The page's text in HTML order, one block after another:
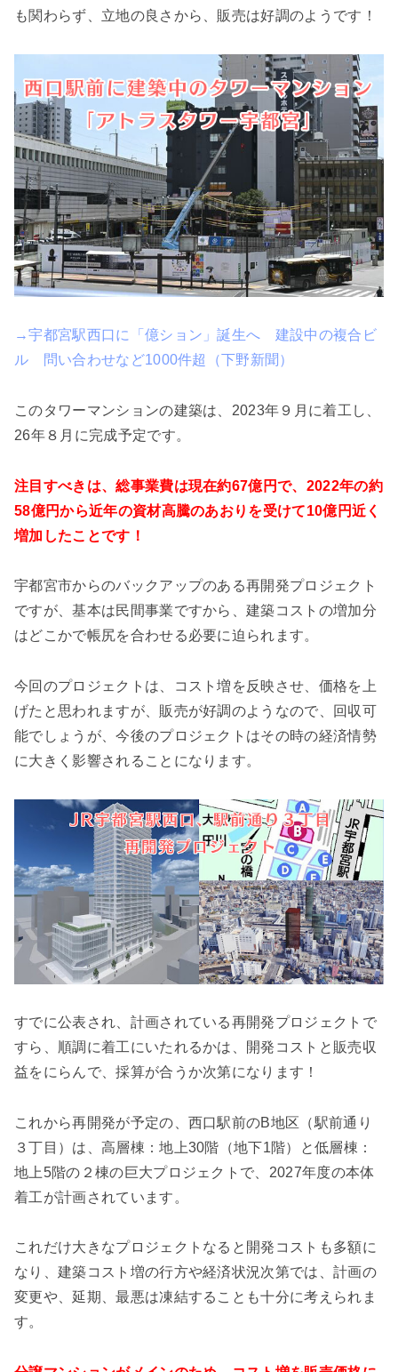
も関わらず、立地の良さから、販売は好調のようです！
→宇都宮駅西口に「億ション」誕生へ 建設中の複合ビ
ル 問い合わせなど1000件超（下野新聞）
このタワーマンションの建築は、2023年９月に着工し、
26年８月に完成予定です。
注目すべきは、総事業費は現在約67億円で、2022年の約
58億円から近年の資材高騰のあおりを受けて10億円近く
増加したことです！
宇都宮市からのバックアップのある再開発プロジェクト
ですが、基本は民間事業ですから、建築コストの増加分
はどこかで帳尻を合わせる必要に迫られます。
今回のプロジェクトは、コスト増を反映させ、価格を上
げたと思われますが、販売が好調のようなので、回収可
能でしょうが、今後のプロジェクトはその時の経済情勢
に大きく影響されることになります。
すでに公表され、計画されている再開発プロジェクトで
すら、順調に着工にいたれるかは、開発コストと販売収
益をにらんで、採算が合うか次第になります！
これから再開発が予定の、西口駅前のB地区（駅前通り
３丁目）は、高層棟：地上30階（地下1階）と低層棟：
地上5階の２棟の巨大プロジェクトで、2027年度の本体
着工が計画されています。
これだけ大きなプロジェクトなると開発コストも多額に
なり、建築コスト増の行方や経済状況次第では、計画の
変更や、延期、最悪は凍結することも十分に考えられま
す。